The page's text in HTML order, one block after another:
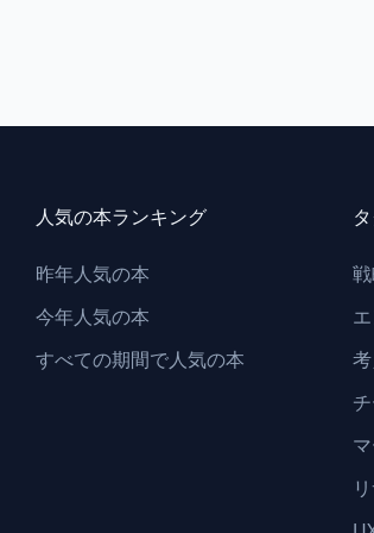
人気の本ランキング
昨年人気の本
今年人気の本
すべての期間で人気の本